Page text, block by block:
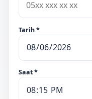
Tarih *
Saat *